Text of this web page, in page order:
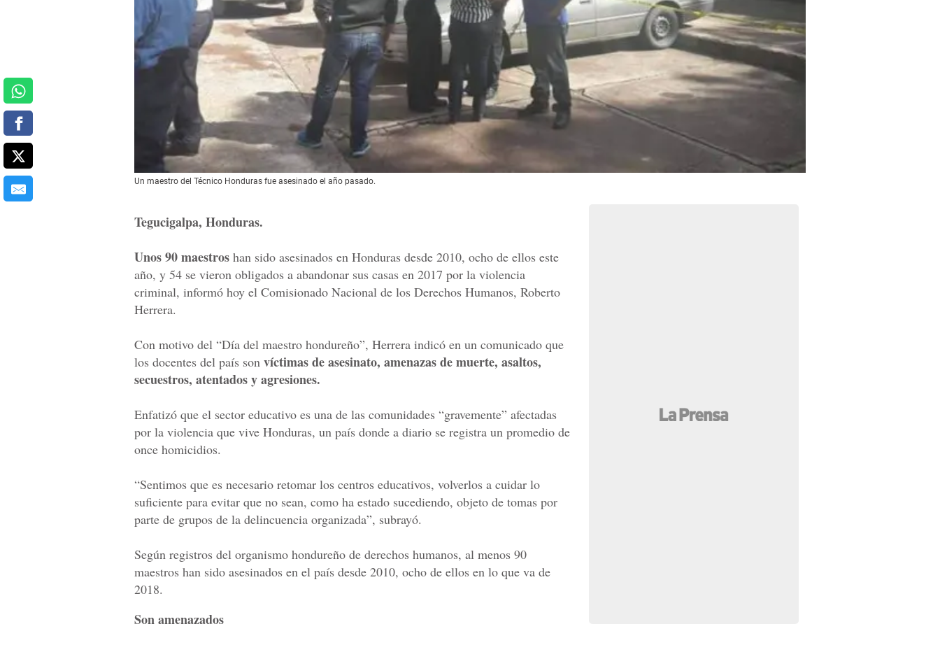
Un maestro del Técnico Honduras fue asesinado el año pasado.
Tegucigalpa, Honduras.
Unos 90 maestros han sido asesinados en Honduras desde 2010, ocho de ellos este
año, y 54 se vieron obligados a abandonar sus casas en 2017 por la violencia
criminal, informó hoy el Comisionado Nacional de los Derechos Humanos, Roberto
Herrera.
Con motivo del “Día del maestro hondureño”, Herrera indicó en un comunicado que
los docentes del país son víctimas de asesinato, amenazas de muerte, asaltos,
secuestros, atentados y agresiones.
Enfatizó que el sector educativo es una de las comunidades “gravemente” afectadas
por la violencia que vive Honduras, un país donde a diario se registra un promedio de
once homicidios.
“Sentimos que es necesario retomar los centros educativos, volverlos a cuidar lo
suficiente para evitar que no sean, como ha estado sucediendo, objeto de tomas por
parte de grupos de la delincuencia organizada”, subrayó.
Según registros del organismo hondureño de derechos humanos, al menos 90
maestros han sido asesinados en el país desde 2010, ocho de ellos en lo que va de
2018.
Son amenazados